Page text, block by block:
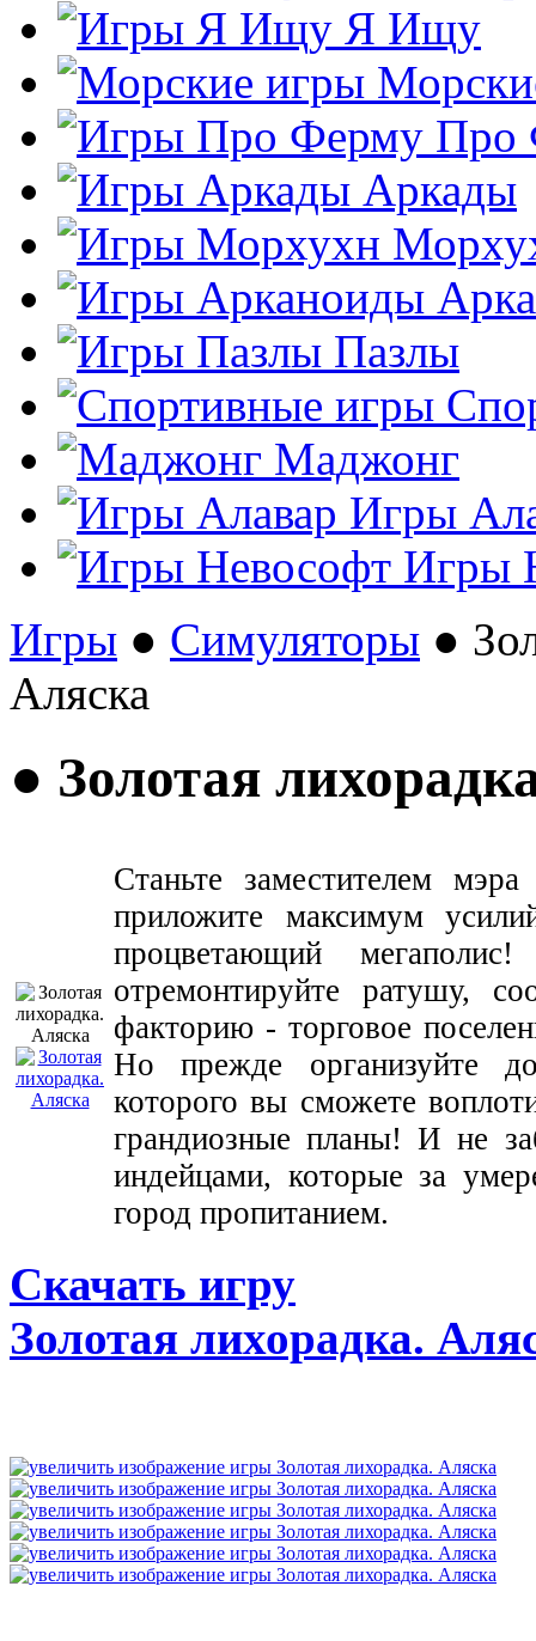
Я Ищу
Про
Аркады
Пазлы
Маджонг
Игры
Игры
Игры ● Симуляторы ●
Аляска
● Золотая
Станьте заместителем
приложите максимум
процветающий
отремонтируйте ратушу,
факторию - торговое
Но прежде организуйте
которого вы сможете
грандиозные планы! И не
индейцами, которые за
город пропитанием.
Скачать игру
Золотая лихорадка.